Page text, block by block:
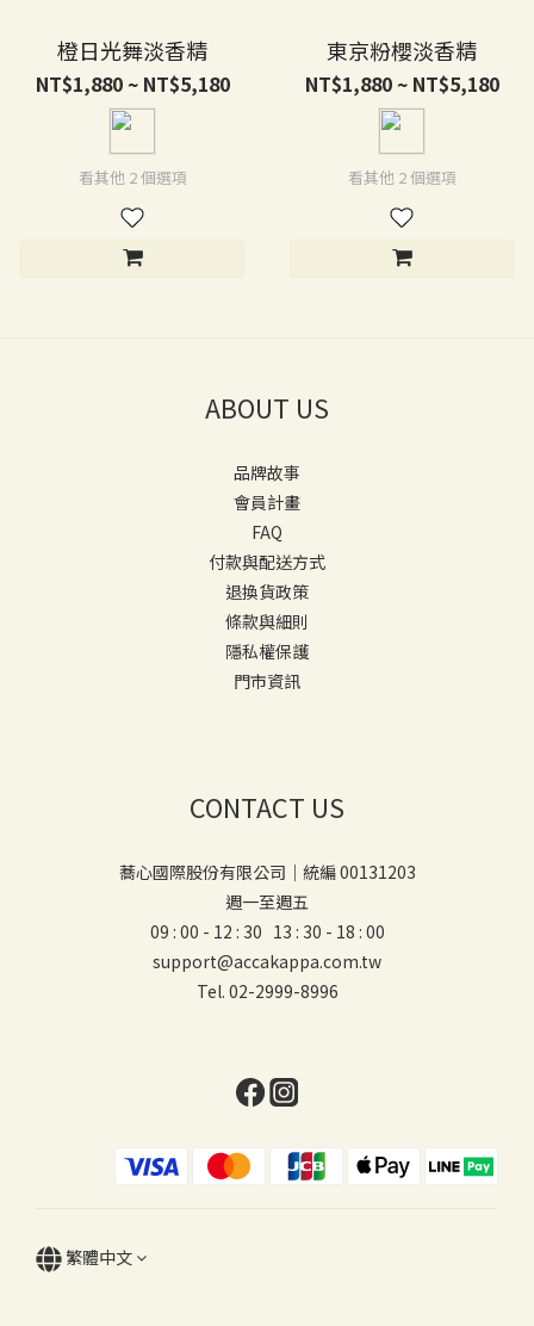
橙日光舞淡香精
NT$1,880 ~ NT$5,180
看其他 2 個選項
東京粉櫻淡香精
NT$1,880 ~ NT$5,180
看其他 2 個選項
ABOUT US
品牌故事
會員計畫
FAQ
付款與配送方式
退換貨政策
條款與細則
隱私權保護
門市資訊
CONTACT US
蕎心國際股份有限公司｜統編 00131203
週一至週五
09 : 00 - 12 : 30 13 : 30 - 18 : 00
support@accakappa.com.tw
Tel. 02-2999-8996
繁體中文